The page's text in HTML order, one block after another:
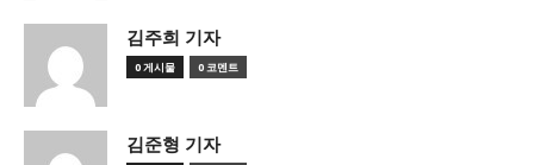
김주희 기자
0 게시물 0 코멘트
김준형 기자